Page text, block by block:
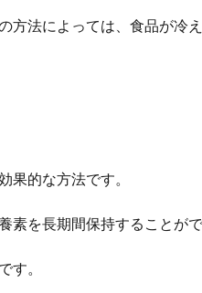
方法によっては、食品が冷
果的な方法です。
素を長期間保持することがで
す。